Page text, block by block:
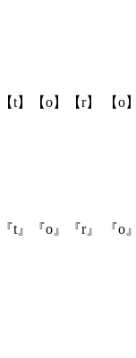
t】【o】【r】 【o
t』『o』『r』 『o